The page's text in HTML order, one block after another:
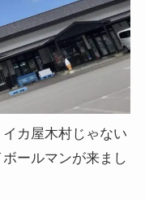
カ屋木村じゃない
ールマンが来まし